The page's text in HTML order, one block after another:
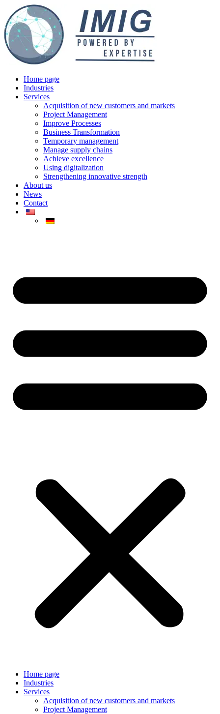
Home page
Industries
Services
Acquisition of new customers and markets
Project Management​
Improve Processes
Business Transformation
Temporary management
Manage supply chains
Achieve excellence
Using digitalization
Strengthening innovative strength
About us
News
Contact
Home page
Industries
Services
Acquisition of new customers and markets
Project Management​